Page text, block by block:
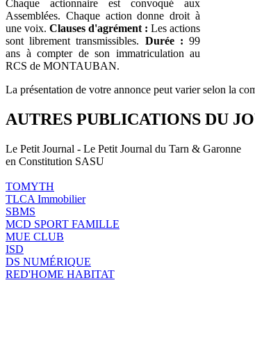
Chaque actionnaire est convoqué aux
Assemblées. Chaque action donne droit à
une voix. Clauses d'agrément : Les actions
sont librement transmissibles. Durée : 99
ans à compter de son immatriculation au
RCS de MONTAUBAN.
La présentation de votre annonce peut varier selon la
AUTRES PUBLICATIONS DU
Le Petit Journal - Le Petit Journal du Tarn & Garonne
en Constitution SASU
TOMYTH
TLCA Immobilier
SBMS
MCD SPORT FAMILLE
MUE CLUB
ISD
DS NUMÉRIQUE
RED'HOME HABITAT